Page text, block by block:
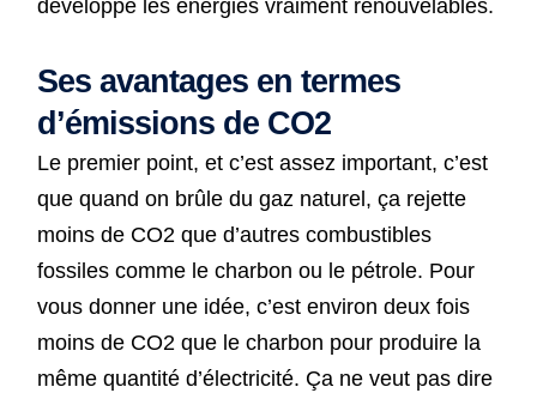
développe les énergies vraiment renouvelables.
Ses avantages en termes
d’émissions de CO2
Le premier point, et c’est assez important, c’est
que quand on brûle du gaz naturel, ça rejette
moins de CO2 que d’autres combustibles
fossiles comme le charbon ou le pétrole. Pour
vous donner une idée, c’est environ deux fois
moins de CO2 que le charbon pour produire la
même quantité d’électricité. Ça ne veut pas dire